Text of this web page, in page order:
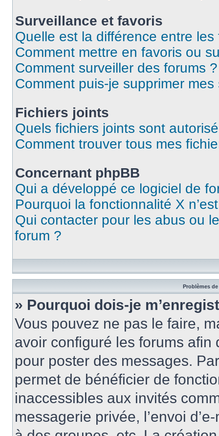
Surveillance et favoris
Quelle est la différence entre
Comment mettre en favoris ou
Comment surveiller des forums ?
Comment puis-je supprimer
Fichiers joints
Quels fichiers joints sont
Comment trouver tous mes
Concernant phpBB
Qui a développé ce logiciel de
Pourquoi la fonctionnalité X
Qui contacter pour les abus ou
forum ?
Problèmes
» Pourquoi dois-je
Vous pouvez ne pas le faire,
avoir configuré les forums afin
pour poster des messages.
permet de bénéficier de
inaccessibles aux invités
messagerie privée, l’envoi